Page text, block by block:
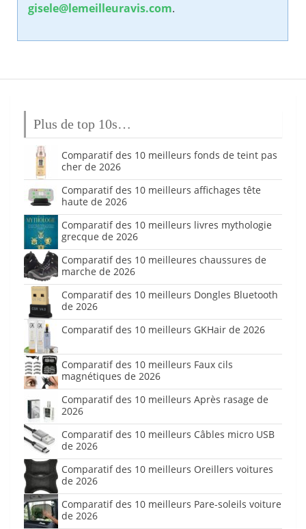
gisele@lemeilleuravis.com.
Plus de top 10s…
Comparatif des 10 meilleurs fonds de teint pas
cher de 2026
Comparatif des 10 meilleurs affichages tête
haute de 2026
Comparatif des 10 meilleurs livres mythologie
grecque de 2026
Comparatif des 10 meilleures chaussures de
marche de 2026
Comparatif des 10 meilleurs Dongles Bluetooth
de 2026
Comparatif des 10 meilleurs GKHair de 2026
Comparatif des 10 meilleurs Faux cils
magnétiques de 2026
Comparatif des 10 meilleurs Après rasage de
2026
Comparatif des 10 meilleurs Câbles micro USB
de 2026
Comparatif des 10 meilleurs Oreillers voitures
de 2026
Comparatif des 10 meilleurs Pare-soleils voiture
de 2026